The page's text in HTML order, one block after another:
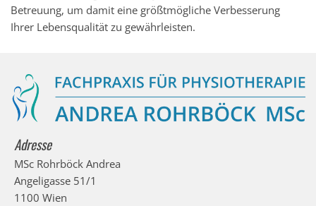
Betreuung, um damit eine größtmögliche Verbesserung
Ihrer Lebensqualität zu gewährleisten.
Adresse
MSc Rohrböck Andrea
Angeligasse 51/1
1100 Wien